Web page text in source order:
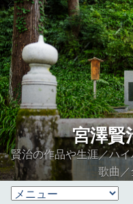
宮澤賢
賢治の作品や生涯／ハ
歌曲